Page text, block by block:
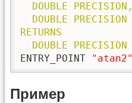
DOUBLE
PRECISION ,
DOUBLE
PRECISION
RETURNS
DOUBLE
PRECISION
ENTRY_POINT
"atan2"
Пример